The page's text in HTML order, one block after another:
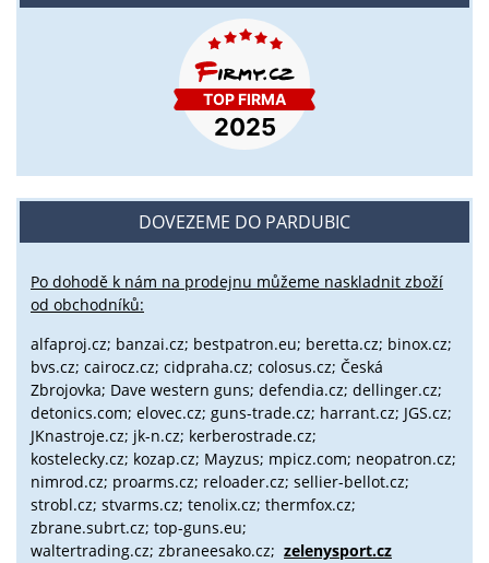
DOVEZEME DO PARDUBIC
Po dohodě k nám na prodejnu můžeme naskladnit zboží
od obchodníků:
alfaproj.cz; banzai.cz; bestpatron.eu; beretta.cz; binox.cz;
bvs.cz; cairocz.cz; cidpraha.cz; colosus.cz; Česká
Zbrojovka; Dave western guns; defendia.cz; dellinger.cz;
detonics.com; elovec.cz; guns-trade.cz; harrant.cz; JGS.cz;
JKnastroje.cz; jk-n.cz; kerberostrade.cz;
kostelecky.cz; kozap.cz; Mayzus; mpicz.com; neopatron.cz;
nimrod.cz; proarms.cz; reloader.cz; sellier-bellot.cz;
strobl.cz; stvarms.cz; tenolix.cz; thermfox.cz;
zbrane.subrt.cz; top-guns.eu;
waltertrading.cz; zbraneesako.cz; zelenysport.cz